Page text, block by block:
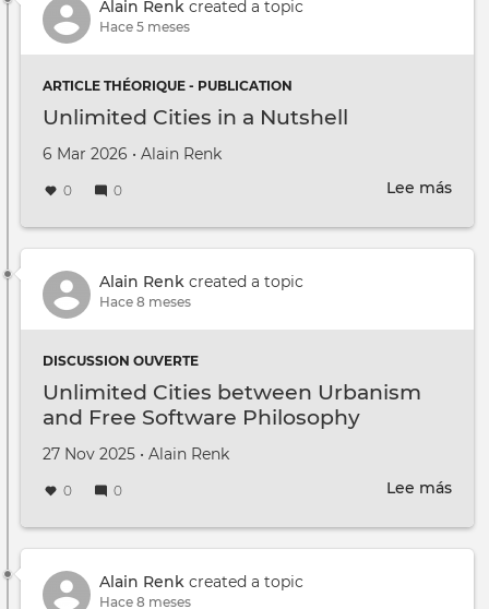
Alain Renk created a topic
Hace 5 meses
ARTICLE THÉORIQUE - PUBLICATION
Unlimited Cities in a Nutshell
Creado en
6 Mar 2026 •
por Alain Renk
0 0 Lee más
Alain Renk created a topic
Hace 8 meses
DISCUSSION OUVERTE
Unlimited Cities between Urbanism
and Free Software Philosophy
Creado en
27 Nov 2025 •
por Alain Renk
0 0 Lee más
Alain Renk created a topic
Hace 8 meses